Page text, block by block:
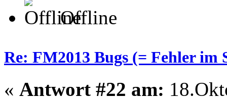
Offline
Re: FM2013 Bugs (= Fehler im
« Antwort #22 am: